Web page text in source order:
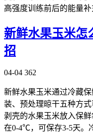
高强度训练前后的能量
新鲜水果玉米怎
招
04-04 362
新鲜水果玉米通过冷藏
装、预处理晾干五种方
剥壳的水果玉米放入保
在0-4℃，可保存3-5天。